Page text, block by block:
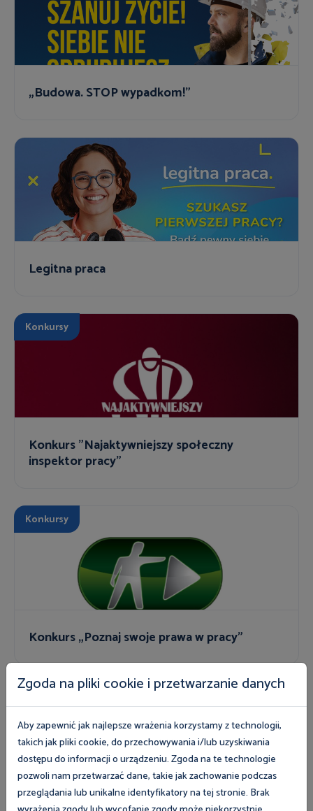
„Budowa. STOP wypadkom!”
Legitna praca
Konkursy
Konkurs "Najaktywniejszy społeczny
inspektor pracy"
Konkursy
Konkurs „Poznaj swoje prawa w pracy”
Programy
Zgoda na pliki cookie i przetwarzanie danych
Aby zapewnić jak najlepsze wrażenia korzystamy z technologii,
takich jak pliki cookie, do przechowywania i/lub uzyskiwania
dostępu do informacji o urządzeniu. Zgoda na te technologie
pozwoli nam przetwarzać dane, takie jak zachowanie podczas
przeglądania lub unikalne identyfikatory na tej stronie. Brak